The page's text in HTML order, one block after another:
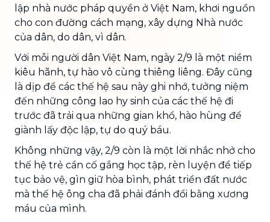
lập nhà nước pháp quyền ở Việt Nam, khơi nguồn
cho con đường cách mạng, xây dựng Nhà nước
của dân, do dân, vì dân.
Với mỗi người dân Việt Nam, ngày 2/9 là một niềm
kiêu hãnh, tự hào vô cùng thiêng liêng. Đây cũng
là dịp để các thế hệ sau này ghi nhớ, tưởng niệm
đến những công lao hy sinh của các thế hệ đi
trước đã trải qua những gian khổ, hào hùng để
giành lấy độc lập, tự do quý báu.
Không những vậy, 2/9 còn là một lời nhắc nhở cho
thế hệ trẻ cần cố gắng học tập, rèn luyện để tiếp
tục bảo vệ, gìn giữ hòa bình, phát triển đất nước
mà thế hệ ông cha đã phải đánh đổi bằng xương
máu của mình.